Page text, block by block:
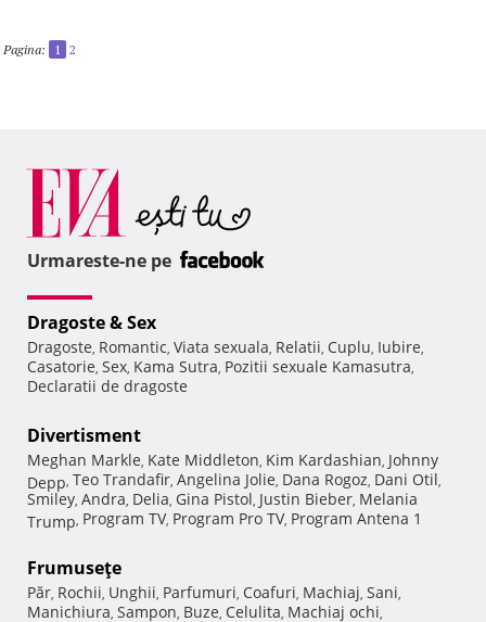
Pagina: 1 2
Urmareste-ne pe
Dragoste & Sex
Dragoste, Romantic, Viata sexuala, Relatii, Cuplu, Iubire,
Casatorie, Sex, Kama Sutra, Pozitii sexuale Kamasutra,
Declaratii de dragoste
Divertisment
Meghan Markle, Kate Middleton, Kim Kardashian, Johnny
Depp, Teo Trandafir, Angelina Jolie, Dana Rogoz, Dani Otil,
Smiley, Andra, Delia, Gina Pistol, Justin Bieber, Melania
Trump, Program TV, Program Pro TV, Program Antena 1
Frumuseţe
Păr, Rochii, Unghii, Parfumuri, Coafuri, Machiaj, Sani,
Manichiura, Sampon, Buze, Celulita, Machiaj ochi,